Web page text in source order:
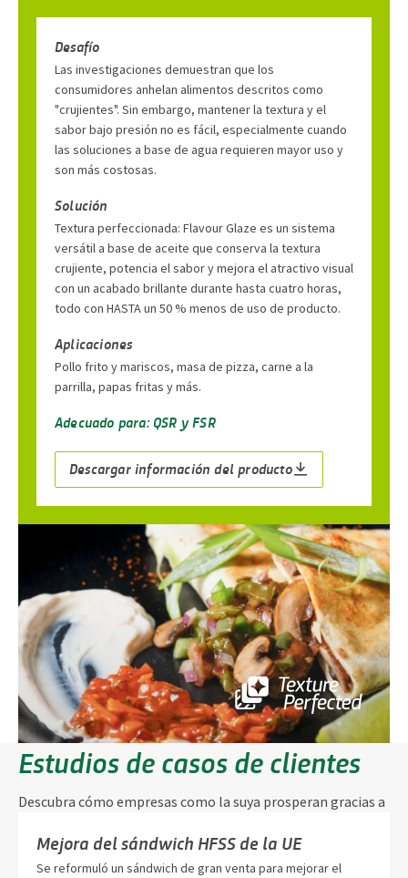
Desafío
Las investigaciones demuestran que los
consumidores anhelan alimentos descritos como
"crujientes". Sin embargo, mantener la textura y el
sabor bajo presión no es fácil, especialmente cuando
las soluciones a base de agua requieren mayor uso y
son más costosas.
Solución
Textura perfeccionada: Flavour Glaze es un sistema
versátil a base de aceite que conserva la textura
crujiente, potencia el sabor y mejora el atractivo visual
con un acabado brillante durante hasta cuatro horas,
todo con HASTA un 50 % menos de uso de producto.
Aplicaciones
Pollo frito y mariscos, masa de pizza, carne a la
parrilla, papas fritas y más.
Adecuado para: QSR y FSR
Descargar información del producto
Estudios de casos de clientes
Descubra cómo empresas como la suya prosperan gracias a
Mejora del sándwich HFSS de la UE
Se reformuló un sándwich de gran venta para mejorar el